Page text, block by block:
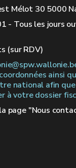
Mélot 30 5000
- Tous les jours
(sur RDV)
ainsi
national afin
à votre dossier
page "Nous